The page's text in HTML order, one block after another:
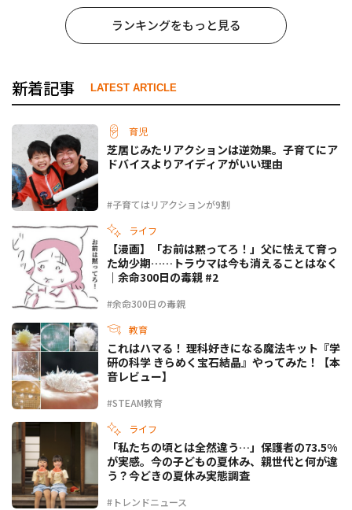
ランキングをもっと見る
新着記事 LATEST ARTICLE
育児
#子育てはリアクションが9割
芝居じみたリアクションは逆効果。子育てにア
ドバイスよりアイディアがいい理由
ライフ
#余命300日の毒親
【漫画】「お前は黙ってろ！」父に怯えて育っ
た幼少期……トラウマは今も消えることはなく
｜余命300日の毒親 #2
教育
#STEAM教育
これはハマる！ 理科好きになる魔法キット『学
研の科学 きらめく宝石結晶』やってみた！【本
音レビュー】
ライフ
#トレンドニュース
「私たちの頃とは全然違う…」保護者の73.5%
が実感。今の子どもの夏休み、親世代と何が違
う？今どきの夏休み実態調査